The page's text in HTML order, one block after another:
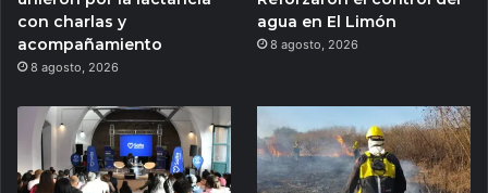
con charlas y
acompañamiento
8 agosto, 2026
agua en El Limón
8 agosto, 2026